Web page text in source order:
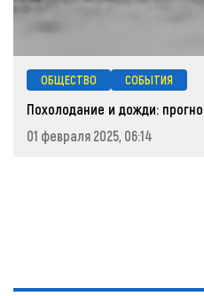
ОБЩЕСТВО СОБЫТИЯ
Похолодание и дожди:
01 февраля 2025, 06:14